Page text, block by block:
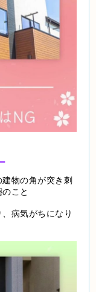
物の角が突き刺
こと
病気がちになり